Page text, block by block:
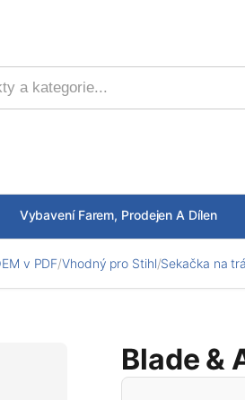
Vybavení Farem, Prodejen A Dílen
v PDF/Vhodný pro Stihl/Sekačka na
Blade &